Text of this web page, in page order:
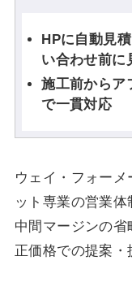
HPに自動見
い合わせ前に
施工前からア
で一貫対応
ウェイ・フォー
ット専業の営業体
中間マージンの
正価格での提案・